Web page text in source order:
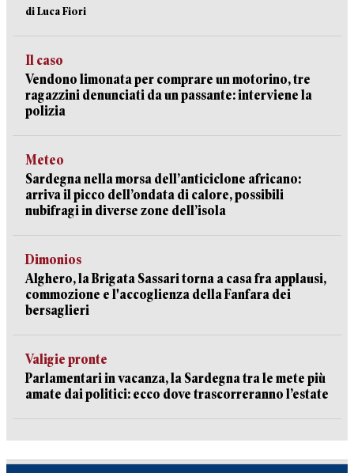
di Luca Fiori
Il caso
Vendono limonata per comprare un motorino, tre
ragazzini denunciati da un passante: interviene la
polizia
Meteo
Sardegna nella morsa dell’anticiclone africano:
arriva il picco dell’ondata di calore, possibili
nubifragi in diverse zone dell’isola
Dimonios
Alghero, la Brigata Sassari torna a casa fra applausi,
commozione e l'accoglienza della Fanfara dei
bersaglieri
Valigie pronte
Parlamentari in vacanza, la Sardegna tra le mete più
amate dai politici: ecco dove trascorreranno l’estate